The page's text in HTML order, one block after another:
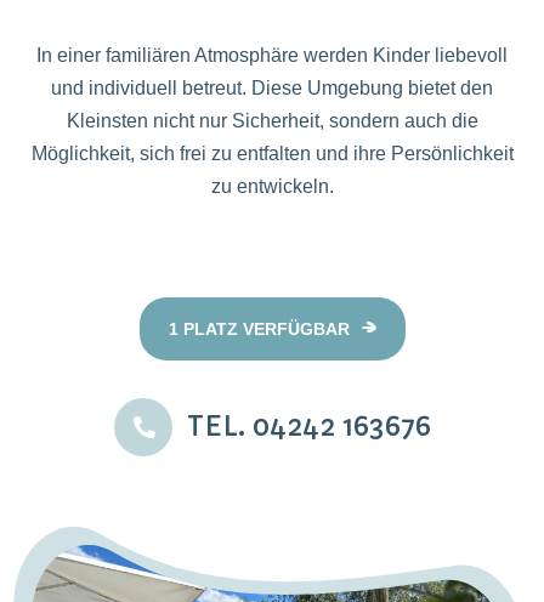
In einer familiären Atmosphäre werden Kinder liebevoll
und individuell betreut. Diese Umgebung bietet den
Kleinsten nicht nur Sicherheit, sondern auch die
Möglichkeit, sich frei zu entfalten und ihre Persönlichkeit
zu entwickeln.
1 PLATZ VERFÜGBAR
TEL. 04242 163676